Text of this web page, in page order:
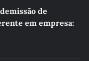
de
em empresa: